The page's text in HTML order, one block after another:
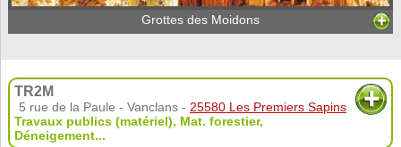
Grottes des Moidons
TR2M
5 rue de la Paule - Vanclans - 25580 Les Premiers Sapins
Travaux publics (matériel), Mat. forestier,
Déneigement...